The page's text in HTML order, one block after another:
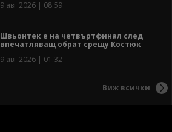
9 авг 2026 | 08:59
Швьонтек е на четвъртфинал след
впечатляващ обрат срещу Костюк
9 авг 2026 | 01:32
Виж всички